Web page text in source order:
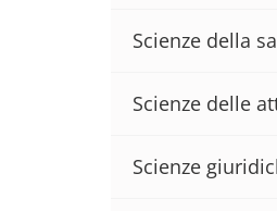
Scienze della
Scienze delle
Scienze